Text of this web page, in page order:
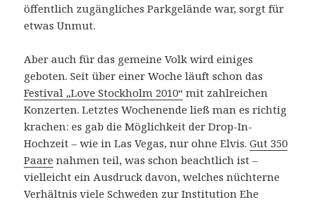
öffentlich zugängliches Parkgelände war, sorgt für
etwas Unmut.
Aber auch für das gemeine Volk wird einiges
geboten. Seit über einer Woche läuft schon das
Festival „Love Stockholm 2010“ mit zahlreichen
Konzerten. Letztes Wochenende ließ man es richtig
krachen: es gab die Möglichkeit der Drop-In-
Hochzeit – wie in Las Vegas, nur ohne Elvis.Gut 350
Paare nahmen teil, was schon beachtlich ist –
vielleicht ein Ausdruck davon, welches nüchterne
Verhältnis viele Schweden zur Institution Ehe